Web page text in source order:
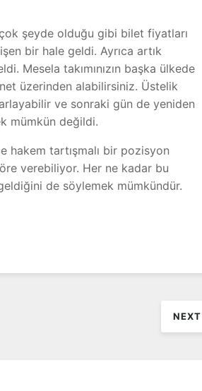
şeyde olduğu gibi bilet fiyatları
bir hale geldi. Ayrıca artık
Mesela takımınızın başka ülkede
üzerinden alabilirsiniz. Üstelik
ve sonraki gün de yeniden
mümkün değildi.
hakem tartışmalı bir pozisyon
verebiliyor. Her ne kadar bu
de söylemek mümkündür.
NEXT